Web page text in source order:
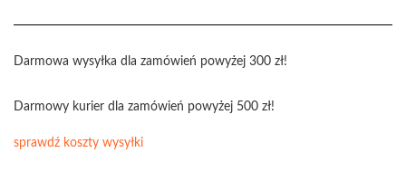
Darmowa wysyłka dla zamówień powyżej 300 zł!
Darmowy kurier dla zamówień powyżej 500 zł!
sprawdź koszty wysyłki